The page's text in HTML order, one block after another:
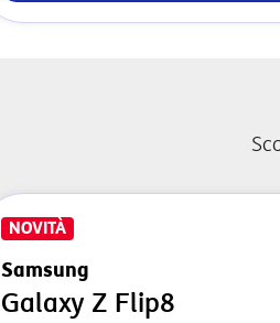
NOVITÀ
Samsung
Galaxy Z Flip8